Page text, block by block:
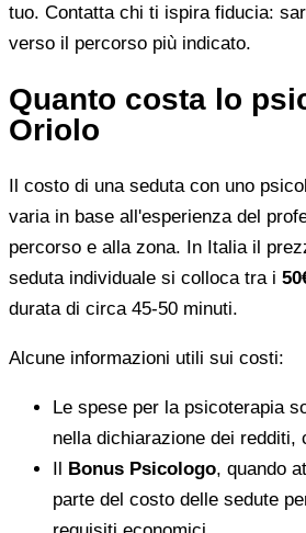
tuo. Contatta chi ti ispira fiducia:
verso il percorso più indicato.
Quanto costa lo
Oriolo
Il costo di una seduta con uno
varia in base all'esperienza del
percorso e alla zona. In Italia il
seduta individuale si colloca tra i
durata di circa 45-50 minuti.
Alcune informazioni utili sui costi:
Le spese per la psicoterapia
nella dichiarazione dei redditi,
Il Bonus Psicologo, quando
parte del costo delle sedute